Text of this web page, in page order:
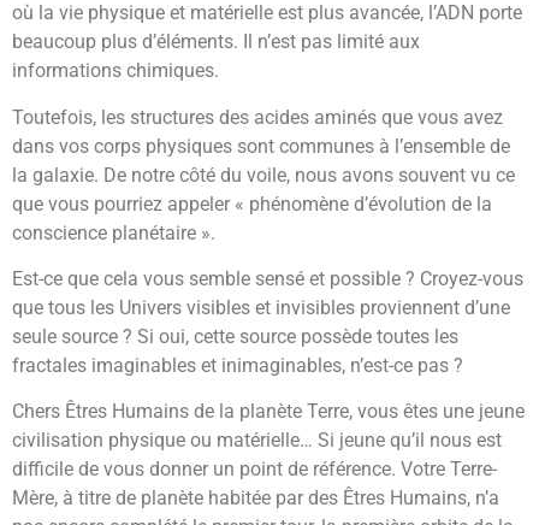
où la vie physique et matérielle est plus avancée, l’ADN porte
beaucoup plus d’éléments. Il n’est pas limité aux
informations chimiques.
Toutefois, les structures des acides aminés que vous avez
dans vos corps physiques sont communes à l’ensemble de
la galaxie. De notre côté du voile, nous avons souvent vu ce
que vous pourriez appeler « phénomène d’évolution de la
conscience planétaire ».
Est-ce que cela vous semble sensé et possible ? Croyez-vous
que tous les Univers visibles et invisibles proviennent d’une
seule source ? Si oui, cette source possède toutes les
fractales imaginables et inimaginables, n’est-ce pas ?
Chers Êtres Humains de la planète Terre, vous êtes une jeune
civilisation physique ou matérielle… Si jeune qu’il nous est
difficile de vous donner un point de référence. Votre Terre-
Mère, à titre de planète habitée par des Êtres Humains, n’a